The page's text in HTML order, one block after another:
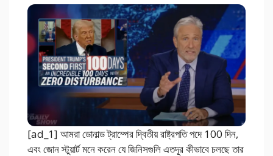
[ad_1] আমরা ডোনাল্ড ট্রাম্পের দ্বিতীয় রাষ্ট্রপতি পদে 100 দিন,
এবং জোন স্টুয়ার্ট মনে করেন যে জিনিসগুলি এতদূর কীভাবে চলছে তার